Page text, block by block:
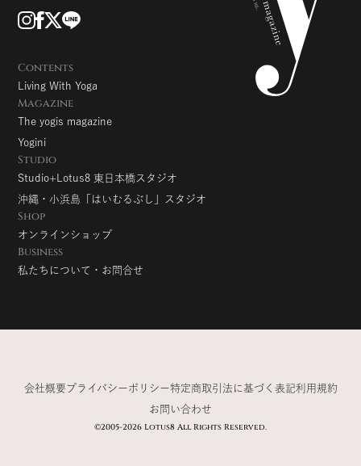
Contents
Living With Yoga
Magazine
The yogis magazine
Yogini
Studio
Studio+Lotus8 東日本橋スタジオ
沖縄・小浜島「はいむるぶし」スタジオ
Shop
オンラインショップ
Business
私たちについて・お問合せ
©2005-2026 Lotus8 All Rights Reserved.
会社概要プライバシーポリシー特定商取引法に基づく表記利用規約
お問い合わせ